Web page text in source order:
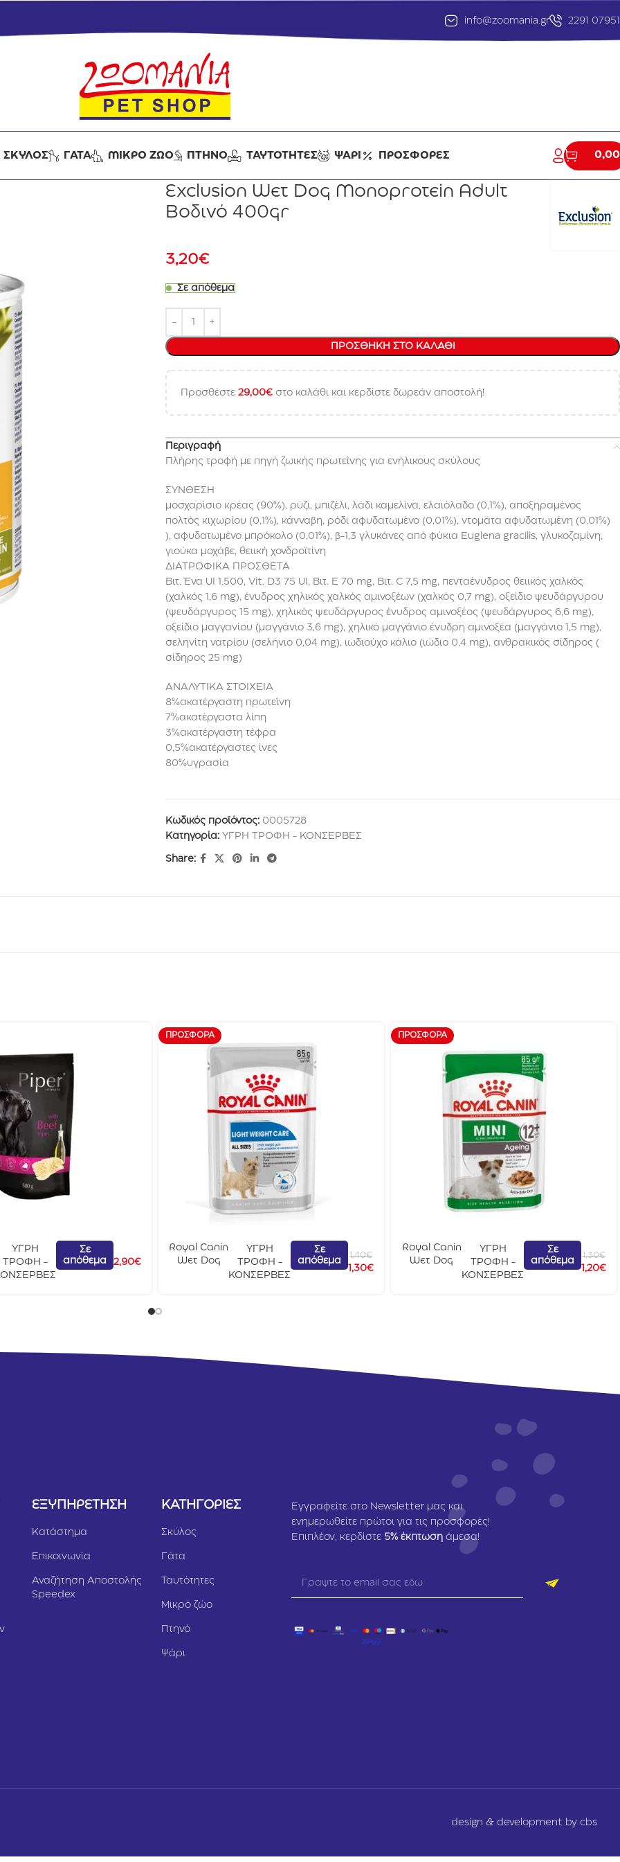
info@zoomania.gr 2291
ΣΚΥΛΟΣ ΓΑΤΑ ΜΙΚΡΟ ΖΩΟ ΠΤΗΝΟ ΤΑΥΤΟΤΗΤΕΣ ΨΑΡΙ ΠΡΟΣΦΟΡΕΣ 0,00
Exclusion Wet Dog Monoprotein Adult
Βοδινό 400gr
3,20€
Σε απόθεμα
ΠΡΟΣΘΉΚΗ ΣΤΟ ΚΑΛΆΘΙ
Προσθέστε 29,00€ στο καλάθι και κερδίστε δωρεάν αποστολή!
Περιγραφή
Πλήρης τροφή με πηγή ζωικής πρωτεΐνης για ενήλικους σκύλους
ΣΥΝΘΕΣΗ
μοσχαρίσιο κρέας (90%), ρύζι, μπιζέλι, λάδι καμελίνα, ελαιόλαδο (0,1%), αποξηραμένος
πολτός κιχωρίου (0,1%), κάνναβη, ρόδι αφυδατωμένο (0,01%), ντομάτα αφυδατωμένη (0,01%)
), αφυδατωμένο μπρόκολο (0,01%), β-1,3 γλυκάνες από φύκια Euglena gracilis, γλυκοζαμίνη,
γιούκα μοχάβε, θειική χονδροϊτίνη
ΔΙΑΤΡΟΦΙΚΑ ΠΡΟΣΘΕΤΑ
Βιτ. Ένα UI 1.500, Vit. D3 75 UI, Βιτ. Ε 70 mg, Βιτ. C 7,5 mg, πενταένυδρος θειικός χαλκός
(χαλκός 1,6 mg), ένυδρος χηλικός χαλκός αμινοξέων (χαλκός 0,7 mg), οξείδιο ψευδάργυρου
(ψευδάργυρος 15 mg), χηλικός ψευδάργυρος ένυδρος αμινοξέος (ψευδάργυρος 6,6 mg),
οξείδιο μαγγανίου (μαγγάνιο 3,6 mg), χηλικό μαγγάνιο ένυδρη αμινοξέα (μαγγάνιο 1,5 mg),
σεληνίτη νατρίου (σελήνιο 0,04 mg), ιωδιούχο κάλιο (ιώδιο 0,4 mg), ανθρακικός σίδηρος (
σίδηρος 25 mg)
ΑΝΑΛΥΤΙΚΑ ΣΤΟΙΧΕΙΑ
8%ακατέργαστη πρωτεΐνη
7%ακατέργαστα λίπη
3%ακατέργαστη τέφρα
0,5%ακατέργαστες ίνες
80%υγρασία
Κωδικός προϊόντος: 0005728
Κατηγορία: ΥΓΡΗ ΤΡΟΦΗ - ΚΟΝΣΕΡΒΕΣ
Share:
ΥΓΡΗ
ΤΡΟΦΗ -
Σε
απόθεμα
2,90€
ΠΡΟΣΦΟΡΆ
Royal Canin
Wet Dog
ΥΓΡΗ
ΤΡΟΦΗ -
ΚΟΝΣΕΡΒΕΣ
Σε
απόθεμα
1,40€
1,30€
ΠΡΟΣΦΟΡΆ
Royal Canin
Wet Dog
ΥΓΡΗ
ΤΡΟΦΗ -
ΚΟΝΣΕΡΒΕΣ
Σε
απόθεμα
1,30€
1,20€
ΕΞΥΠΗΡΕΤΗΣΗ
Κατάστημα
Επικοινωνία
Αναζήτηση Αποστολής
Speedex
ΚΑΤΗΓΟΡΙΕΣ
Σκύλος
Γάτα
Ταυτότητες
Μικρό ζώο
Πτηνό
Ψάρι
Εγγραφείτε στο Newsletter μας και
ενημερωθείτε πρώτοι για τις προσφορές!
Επιπλέον, κερδίστε 5% έκπτωση άμεσα!
design & development by cbs